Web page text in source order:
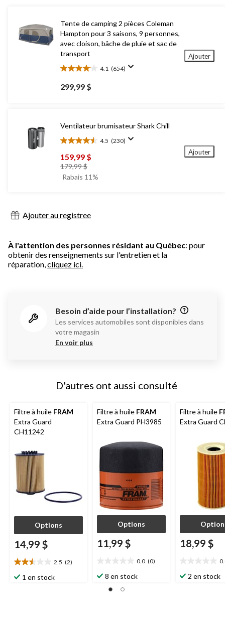
Tente de camping 2 pièces Coleman
Hampton pour 3 saisons, 9 personnes,
avec cloison, bâche de pluie et sac de
transport
4.1 (654)
4.1
étoile(s)
sur
299,99 $
Ajouter
Ventilateur brumisateur Shark Chill
4.5 (230)
4.5
étoile(s)
sur
5.
159,99 $
179,99 $prix
était
Rabais 11%
Ajouter
Ajouter au registree
À l'attention des personnes résidant au Québec: pour
obtenir des renseignements sur l'entretien et la
réparation,cliquez ici.
Besoin d’aide pour l’installation?
Les services automobiles sont disponibles dans
votre magasin
En voir plus
D'autres ont aussi consulté
Filtre à huile FRAM
Extra Guard
CH11242
Options
14,99 $
2.5 (2)
2.5
étoile(s)
1 en stock
Filtre à huile FRAM
Extra Guard PH3985
Options
11,99 $
0.0 (0)
étoile(s)
8 en stock
Filtre à huile
Extra Guard
18,99 $
étoile(s)
2 en stock